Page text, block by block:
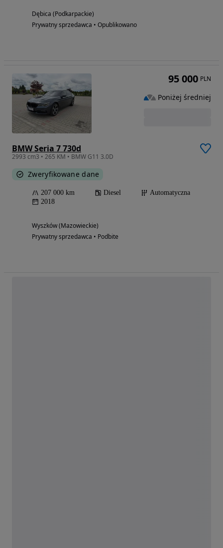
Dębica (Podkarpackie)
Prywatny sprzedawca • Opublikowano
BMW Seria 7 730d
2993 cm3 • 265 KM • BMW G11 3.0D
Zweryfikowane dane
207 000 km Diesel
Automatyczna
2018
Wyszków (Mazowieckie)
Prywatny sprzedawca • Podbite
95 000 PLN
Poniżej średniej